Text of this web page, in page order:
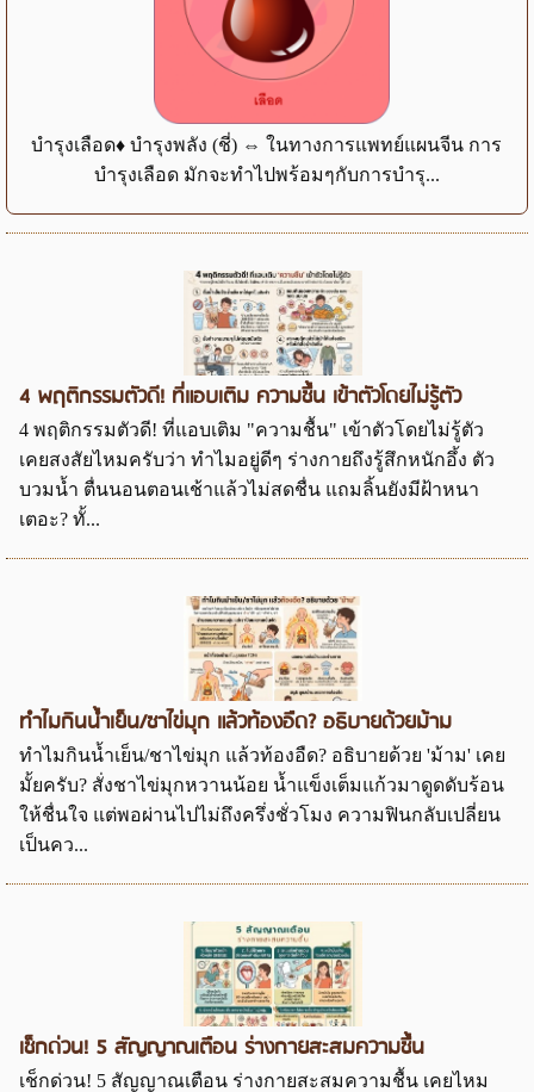
บำรุงเลือด♦ บำรุงพลัง (ชี่) ⇔ ในทางการแพทย์แผนจีน การ
บำรุงเลือด มักจะทำไปพร้อมๆกับการบำรุ...
4 พฤติกรรมตัวดี! ที่แอบเติม ความชื้น เข้าตัวโดยไม่รู้ตัว
4 พฤติกรรมตัวดี! ที่แอบเติม "ความชื้น" เข้าตัวโดยไม่รู้ตัว
เคยสงสัยไหมครับว่า ทำไมอยู่ดีๆ ร่างกายถึงรู้สึกหนักอึ้ง ตัว
บวมน้ำ ตื่นนอนตอนเช้าแล้วไม่สดชื่น แถมลิ้นยังมีฝ้าหนา
เตอะ? ทั้...
ทำไมกินน้ำเย็น/ชาไข่มุก แล้วท้องอืด? อธิบายด้วยม้าม
ทำไมกินน้ำเย็น/ชาไข่มุก แล้วท้องอืด? อธิบายด้วย 'ม้าม' เคย
มั้ยครับ? สั่งชาไข่มุกหวานน้อย น้ำแข็งเต็มแก้วมาดูดดับร้อน
ให้ชื่นใจ แต่พอผ่านไปไม่ถึงครึ่งชั่วโมง ความฟินกลับเปลี่ยน
เป็นคว...
เช็กด่วน! 5 สัญญาณเตือน ร่างกายสะสมความชื้น
เช็กด่วน! 5 สัญญาณเตือน ร่างกายสะสมความชื้น เคยไหม